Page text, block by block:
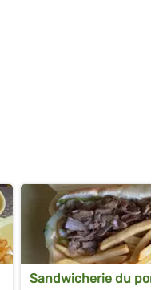
Sandwicherie du